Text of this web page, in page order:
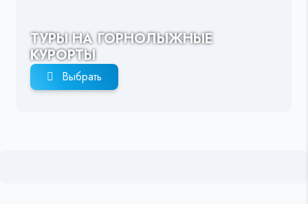
ТУРЫ НА ГОРНОЛЫЖНЫЕ
КУРОРТЫ
Выбрать